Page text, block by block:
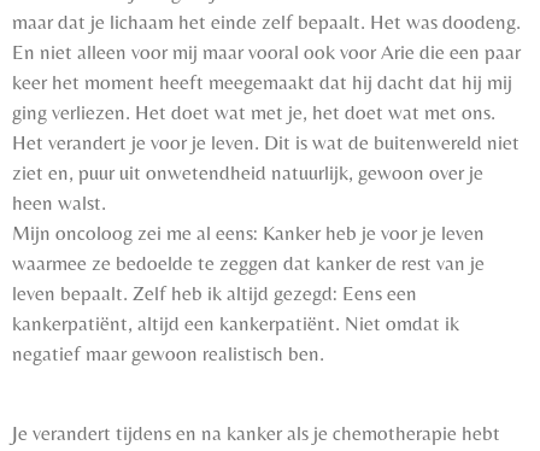
maar dat je lichaam het einde zelf bepaalt. Het was doodeng.
En niet alleen voor mij maar vooral ook voor Arie die een paar
keer het moment heeft meegemaakt dat hij dacht dat hij mij
ging verliezen. Het doet wat met je, het doet wat met ons.
Het verandert je voor je leven. Dit is wat de buitenwereld niet
ziet en, puur uit onwetendheid natuurlijk, gewoon over je
heen walst.
Mijn oncoloog zei me al eens: Kanker heb je voor je leven
waarmee ze bedoelde te zeggen dat kanker de rest van je
leven bepaalt. Zelf heb ik altijd gezegd: Eens een
kankerpatiënt, altijd een kankerpatiënt. Niet omdat ik
negatief maar gewoon realistisch ben.
Je verandert tijdens en na kanker als je chemotherapie hebt